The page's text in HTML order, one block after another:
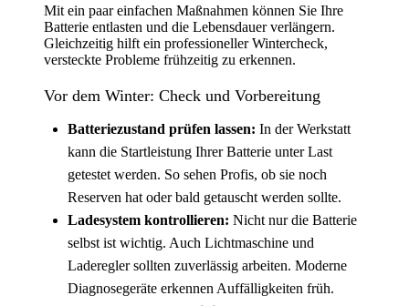
Mit ein paar einfachen Maßnahmen können Sie Ihre
Batterie entlasten und die Lebensdauer verlängern.
Gleichzeitig hilft ein professioneller Wintercheck,
versteckte Probleme frühzeitig zu erkennen.
Vor dem Winter: Check und Vorbereitung
Batteriezustand prüfen lassen: In der Werkstatt
kann die Startleistung Ihrer Batterie unter Last
getestet werden. So sehen Profis, ob sie noch
Reserven hat oder bald getauscht werden sollte.
Ladesystem kontrollieren: Nicht nur die Batterie
selbst ist wichtig. Auch Lichtmaschine und
Laderegler sollten zuverlässig arbeiten. Moderne
Diagnosegeräte erkennen Auffälligkeiten früh.